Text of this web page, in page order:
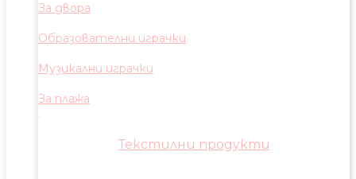
За двора
Образователни играчки
Музикални играчки
За плажа
Текстилни продукти